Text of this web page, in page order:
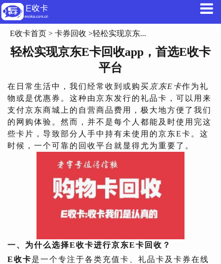
E收卡首页 > 卡券回收 >轻松实现京东...
轻松实现京东E卡回收app，首选E收卡
平台
在日常生活中，我们经常收到或购买 京东E卡作为礼
物或是优惠券。这种由京东发行的礼品卡，可以用来
支付京东商城上的自营商品费用，极大地方便了我们
的网购体验。然而，并不是每个人都能及时使用完这
些卡片，导致部分人手中持有未使用的京东E卡。这
时候，一个可靠的回收平台就显得尤为重要了。
一、为什么选择E收卡进行京东E卡回收？
E收卡是一个专注于各类充值卡、礼品卡及卡券在线